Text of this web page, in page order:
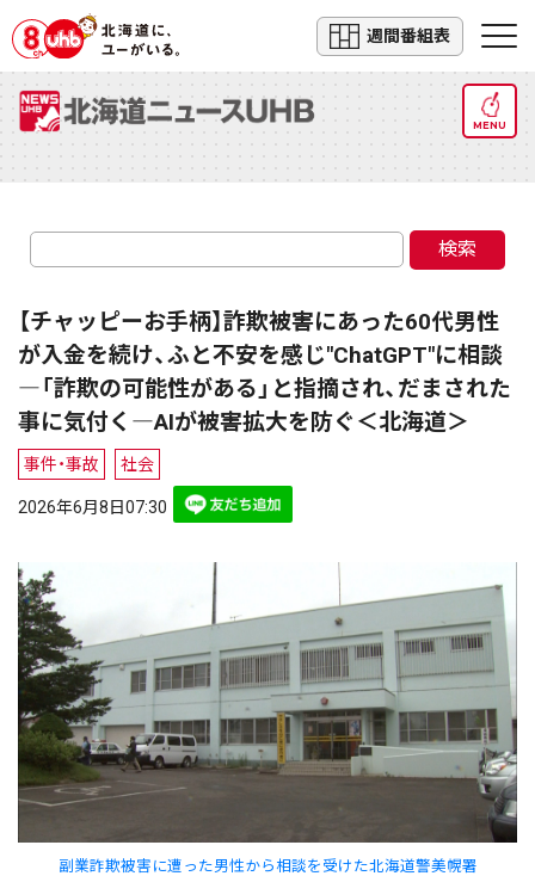
週間番組表
MENU
検索
【チャッピーお手柄】詐欺被害にあった60代男性
が入金を続け、ふと不安を感じ"ChatGPT"に相談
―「詐欺の可能性がある」と指摘され、だまされた
事に気付く―AIが被害拡大を防ぐ＜北海道＞
事件・事故 社会
2026年6月8日07:30
副業詐欺被害に遭った男性から相談を受けた北海道警美幌署